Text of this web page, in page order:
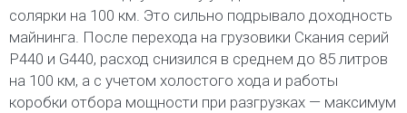
солярки на 100 км. Это сильно подрывало доходность
майнинга. После перехода на грузовики Скания серий
P440 и G440, расход снизился в среднем до 85 литров
на 100 км, а с учетом холостого хода и работы
коробки отбора мощности при разгрузках — максимум